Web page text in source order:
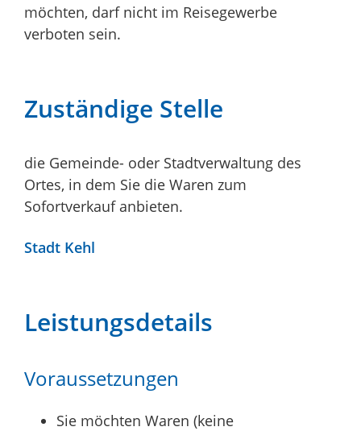
möchten, darf nicht im Reisegewerbe
verboten sein.
Zuständige Stelle
die Gemeinde- oder Stadtverwaltung des
Ortes, in dem Sie die Waren zum
Sofortverkauf anbieten.
Stadt Kehl
Leistungsdetails
Voraussetzungen
Sie möchten Waren (keine